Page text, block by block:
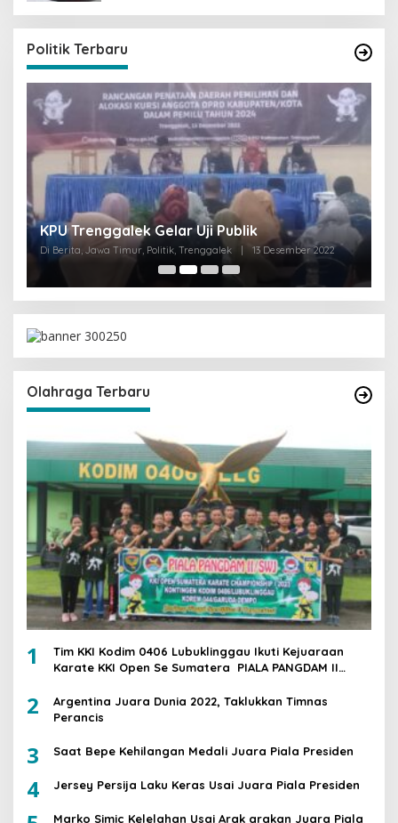
Politik Terbaru
KPU Trenggalek Gelar Uji Publik
Di Berita, Jawa Timur, Politik, Trenggalek 13 Desember 2022
Olahraga Terbaru
1
Tim KKI Kodim 0406 Lubuklinggau Ikuti Kejuaraan
Karate KKI Open Se Sumatera PIALA PANGDAM II
2
Argentina Juara Dunia 2022, Taklukkan Timnas
Perancis
3 Saat Bepe Kehilangan Medali Juara Piala Presiden
4 Jersey Persija Laku Keras Usai Juara Piala Presiden
Marko Simic Kelelahan Usai Arak arakan Juara Piala